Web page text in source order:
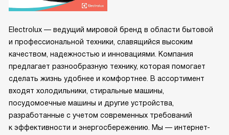
Electrolux — ведущий мировой бренд в области бытовой
и профессиональной техники, славящийся высоким
качеством, надежностью и инновациями. Компания
предлагает разнообразную технику, которая помогает
сделать жизнь удобнее и комфортнее. В ассортимент
входят холодильники, стиральные машины,
посудомоечные машины и другие устройства,
разработанные с учетом современных требований
к эффективности и энергосбережению. Мы — интернет-